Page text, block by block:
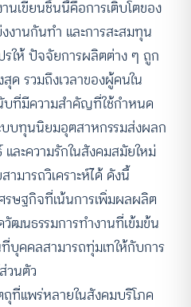
นเขียนชิ้นนี้คือการเติบโตของ
านกันทำ และการสะสมทุน
ให้ ปัจจัยการผลิตต่าง ๆ ถูก
ด รวมถึงเวลาของผู้คนใน
บที่มีความสำคัญที่ใช้กำหนด
บทุนนิยมอุตสาหกรรมส่งผลก
ละความรักในสังคมสมัยใหม่
มารถวิเคราะห์ได้ ดังนี้
รษฐกิจที่เน้นการเพิ่มผลผลิต
ฒนธรรมการทำงานที่เข้มข้น
บุคคลสามารถทุ่มเทให้กับการ
วนตัว
ที่แพร่หลายในสังคมบริโภค